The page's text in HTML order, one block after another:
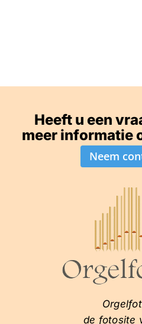
Heeft u een
meer informatie
Neem
de fotosite